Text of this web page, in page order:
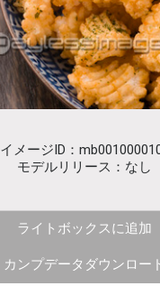
イメージID：
モデルリリース：なし
ライトボックスに追加
カンプデータダウンロー